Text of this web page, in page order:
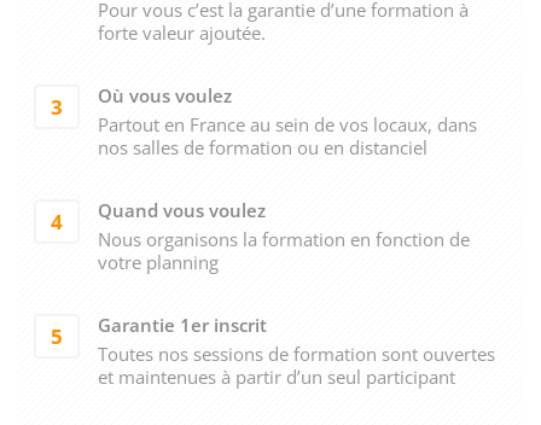
Pour vous c’est la garantie d’une formation à
forte valeur ajoutée.
3
Où vous voulez
Partout en France au sein de vos locaux, dans
nos salles de formation ou en distanciel
4
Quand vous voulez
Nous organisons la formation en fonction de
votre planning
5
Garantie 1er inscrit
Toutes nos sessions de formation sont ouvertes
et maintenues à partir d’un seul participant